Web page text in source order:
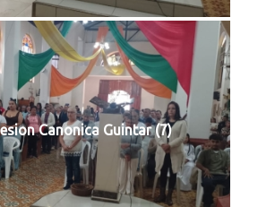
Canonica Guintar (7)